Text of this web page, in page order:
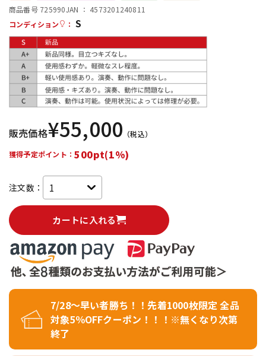
商品番号 725990JAN ： 4573201240811
コンディション
： S
販売価格¥55,000 （税込）
獲得予定ポイント： 500pt(1%)
注文数：
カートに入れる
7/28～早い者勝ち！！先着1000枚限定 全品
対象5％OFFクーポン！！！※無くなり次第
終了